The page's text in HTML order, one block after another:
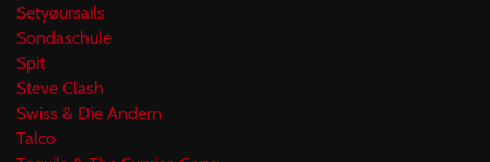
Setyøursails
Sondaschule
Spit
Steve Clash
Swiss & Die Andern
Talco